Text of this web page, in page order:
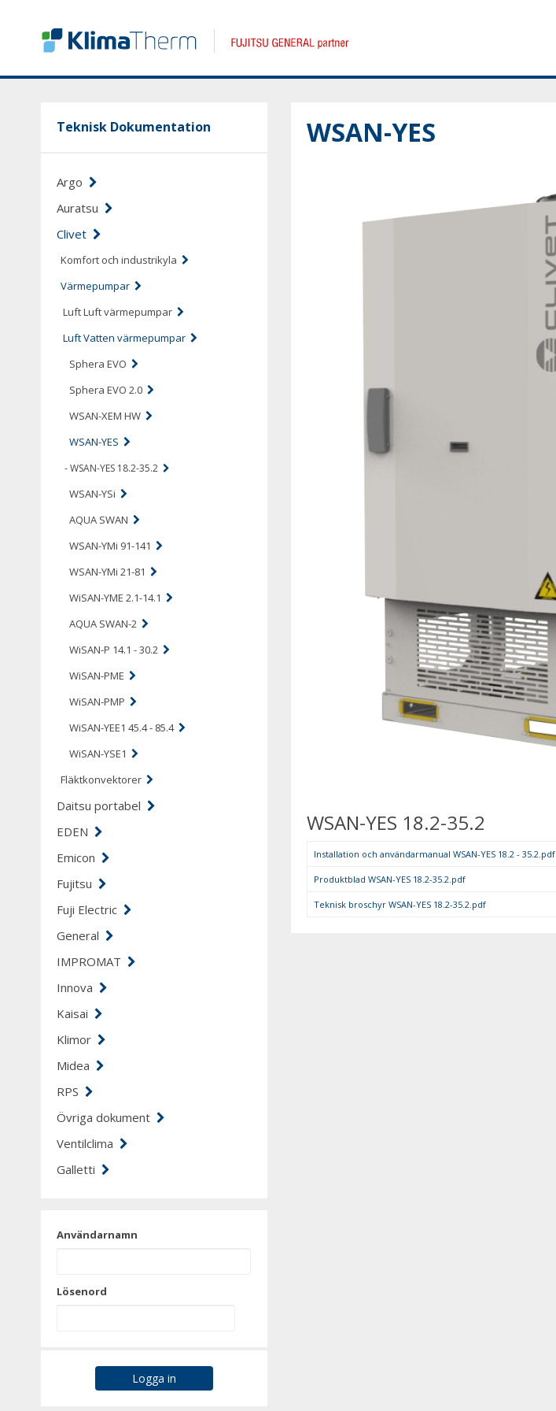
Teknisk Dokumentation
Argo
Auratsu
Clivet
Komfort och industrikyla
Värmepumpar
Luft Luft värmepumpar
Luft Vatten värmepumpar
Sphera EVO
Sphera EVO 2.0
WSAN-XEM HW
WSAN-YES
- WSAN-YES 18.2-35.2
WSAN-YSi
AQUA SWAN
WSAN-YMi 91-141
WSAN-YMi 21-81
WiSAN-YME 2.1-14.1
AQUA SWAN-2
WiSAN-P 14.1 - 30.2
WiSAN-PME
WiSAN-PMP
WiSAN-YEE1 45.4 - 85.4
WiSAN-YSE1
Fläktkonvektorer
Daitsu portabel
EDEN
Emicon
Fujitsu
Fuji Electric
General
IMPROMAT
Innova
Kaisai
Klimor
Midea
RPS
Övriga dokument
Ventilclima
Galletti
Användarnamn
Lösenord
WSAN-YES
WSAN-YES 18.2-35.2
Installation och användarmanual WSAN-YES 18.2 - 35.2.pdf
Produktblad WSAN-YES 18.2-35.2.pdf
Teknisk broschyr WSAN-YES 18.2-35.2.pdf